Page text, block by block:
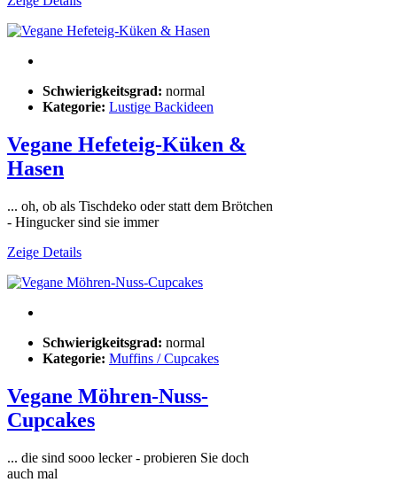
Schwierigkeitsgrad: normal
Kategorie: Lustige Backideen
Vegane Hefeteig-Küken &
Hasen
... oh, ob als Tischdeko oder statt dem Brötchen
- Hingucker sind sie immer
Zeige Details
Schwierigkeitsgrad: normal
Kategorie: Muffins / Cupcakes
Vegane Möhren-Nuss-
Cupcakes
... die sind sooo lecker - probieren Sie doch
auch mal